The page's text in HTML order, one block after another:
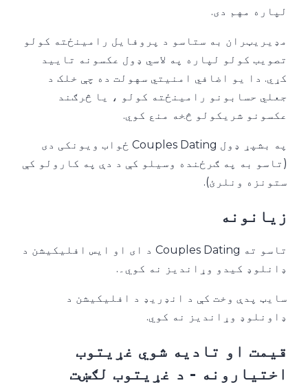
لپاره مهم دی.
مډیریټران به ستاسو د پروفایل رامینځته کولو
تصویب کولو لپاره په لاسي ډول عکسونه تایید
کړي. دا یو اضافي امنیتي سهولت ده چې خلک د
جعلي حسابونو رامینځته کولو ، یا څرګند
عکسونو شریکولو څخه منع کوي.
په بشپړ ډول Couples Dating ځواب ویونکی دی
(تاسو به په ګرځنده وسیلو کې د دې په کارولو کې
ستونزه ونلرئ).
زیانونه
تاسو ته Couples Dating د ای او ایس افلیکیشن د
ډانلوډ کیدو وړاندیز نه کوي۔.
سایټ پدې وخت کې د انډریډ د افلیکیشن د
ډاونلوډ وړاندیز نه کوي.
قیمت او تادیه شوي غړیتوب
اختیارونه - د غړیتوب لګښت